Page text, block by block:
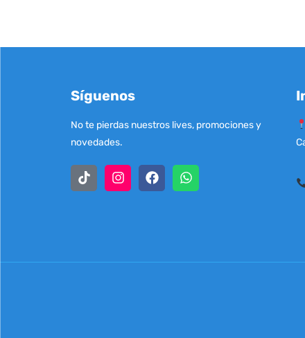
Síguenos
No te pierdas nuestros lives, promociones y
novedades.